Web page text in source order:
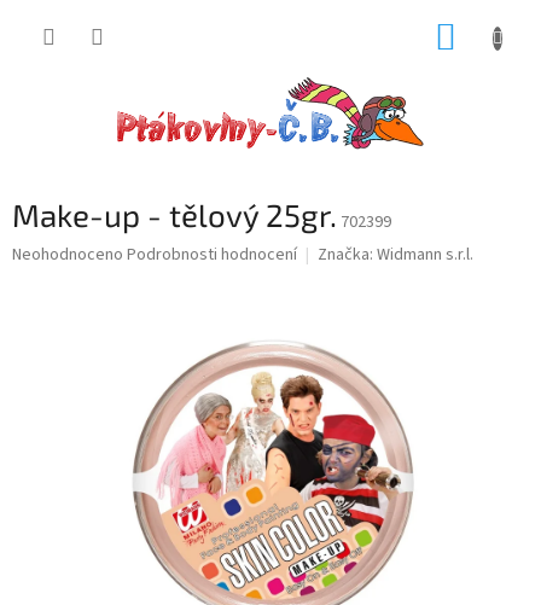
Make-up - tělový 25gr. 702399
Průměrné
Neohodnoceno Podrobnosti hodnocení Značka: Widmann s.r.l.